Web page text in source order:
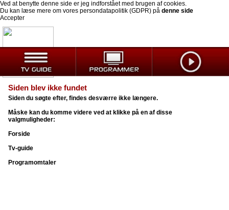
Ved at benytte denne side er jeg indforstået med brugen af cookies.
Du kan læse mere om vores persondatapolitik (GDPR) på denne side
Accepter
Siden blev ikke fundet
Siden du søgte efter, findes desværre ikke længere.
Måske kan du komme videre ved at klikke på en af disse
valgmuligheder:
Forside
Tv-guide
Programomtaler